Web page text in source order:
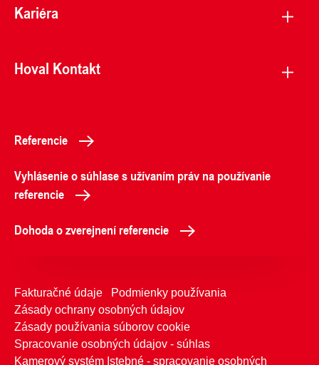
Kariéra
Hoval Kontakt
Referencie
Vyhlásenie o súhlase s užívaním práv na používanie
referencie
Dohoda o zverejnení referencie
Fakturačné údaje
Podmienky používania
Zásady ochrany osobných údajov
Zásady používania súborov cookie
Spracovanie osobných údajov - súhlas
Kamerový systém Istebné - spracovanie osobných